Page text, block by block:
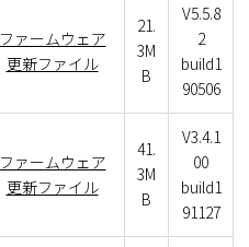
ファームウェア
更新ファイル
21.
3M
B
V5.5.8
2
build1
90506
ファームウェア
更新ファイル
41.
3M
B
V3.4.1
00
build1
91127